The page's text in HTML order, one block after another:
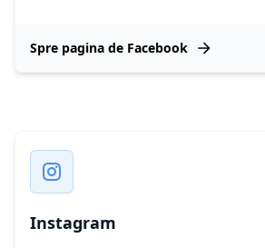
Spre pagina de Facebook
Instagram